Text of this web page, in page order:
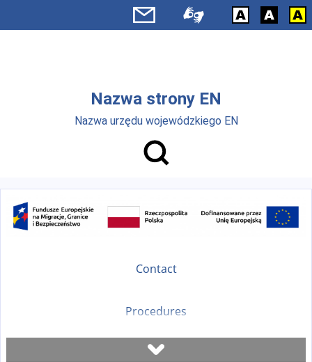
Nazwa strony EN
Nazwa urzędu wojewódzkiego EN
Contact
Procedures
Book a visit